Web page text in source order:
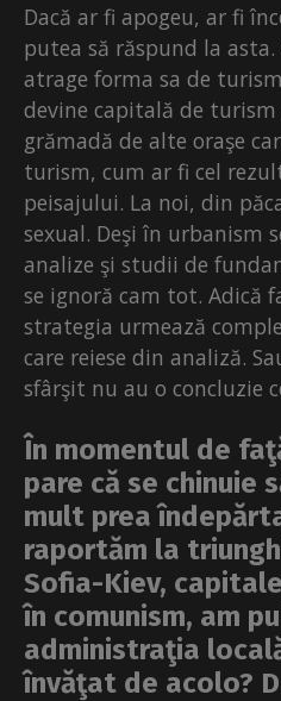
Dacă ar fi apogeu, ar fi
putea să răspund la asta.
atrage forma sa de
devine capitală de
grămadă de alte oraşe
turism, cum ar fi cel
peisajului. La noi, din
sexual. Deşi în urbanism
analize şi studii de
se ignoră cam tot. Adică
strategia urmează
care reiese din analiză.
sfârşit nu au o concluzie
În momentul de
pare că se chinuie
mult prea
raportăm la
Sofia-Kiev,
în comunism, am
administraţia
învăţat de acolo?